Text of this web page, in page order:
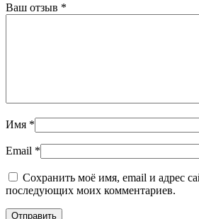
Ваш отзыв *
Имя *
Email *
Сохранить моё имя, email и адрес
последующих моих комментариев.